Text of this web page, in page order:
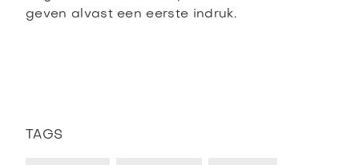
geven alvast een eerste indruk.
TAGS